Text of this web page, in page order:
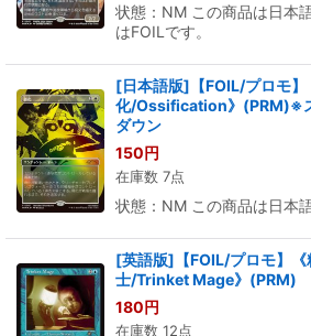
状態：NM この商品は日本
はFOILです。
[日本語版]【FOIL/プロモ】
化/Ossification》(PRM)※
ダウン
150円
在庫数 7点
状態：NM この商品は日本
[英語版]【FOIL/プロモ】《
士/Trinket Mage》(PRM)
180円
在庫数 12点